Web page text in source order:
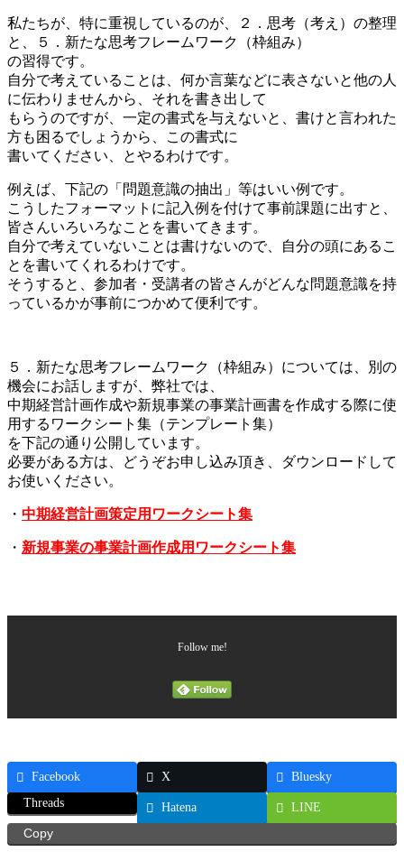
私たちが、特に重視しているのが、２．思考（考え）の整理
と、５．新たな思考フレームワーク（枠組み）
の習得です。
自分で考えていることは、何か言葉などに表さないと他の人
に伝わりませんから、それを書き出して
もらうのですが、一定の書式を与えないと、書けと言われた
方も困るでしょうから、この書式に
書いてください、とやるわけです。
例えば、下記の「問題意識の抽出」等はいい例です。
こうしたフォーマットに記入例を付けて事前課題に出すと、
皆さんいろいろなことを書いてきます。
自分で考えていないことは書けないので、自分の頭にあるこ
とを書いてくれるわけです。
そうすると、参加者・受講者の皆さんがどんな問題意識を持
っているかが事前につかめて便利です。
５．新たな思考フレームワーク（枠組み）については、別の
機会にお話しますが、弊社では、
中期経営計画作成や新規事業の事業計画書を作成する際に使
用するワークシート集（テンプレート集）
を下記の通り公開しています。
必要がある方は、どうぞお申し込み頂き、ダウンロードして
お使いください。
・ 中期経営計画策定用ワークシート集
・ 新規事業の事業計画作成用ワークシート集
Follow me!
Facebook X
Bluesky
Threads
Hatena
LINE
Copy